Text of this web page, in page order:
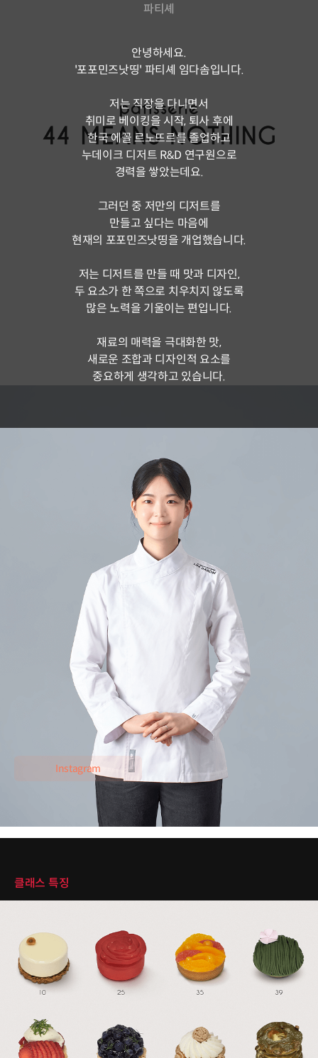
파티셰
안녕하세요.
'포포민즈낫띵' 파티셰 임다솜입니다.
저는 직장을 다니면서
취미로 베이킹을 시작, 퇴사 후에
한국 에꼴 르노뜨르를 졸업하고
누데이크 디저트 R&D 연구원으로
경력을 쌓았는데요.
그러던 중 저만의 디저트를
만들고 싶다는 마음에
현재의 포포민즈낫띵을 개업했습니다.
저는 디저트를 만들 때 맛과 디자인,
두 요소가 한 쪽으로 치우치지 않도록
많은 노력을 기울이는 편입니다.
재료의 매력을 극대화한 맛,
새로운 조합과 디자인적 요소를
중요하게 생각하고 있습니다.
파티셰 임다솜
현) 포포민즈낫띵 오너 파티셰
전) 누데이크 R&D 연구원
이력 및 경력
- SPC 에꼴 르노뜨르 수료
- 파리 에꼴 르노뜨르 연수 수료
Instagram
클래스 특징